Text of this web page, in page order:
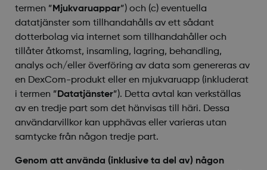
termen ” Mjukvaruappar”) och (c) eventuella
datatjänster som tillhandahålls av ett sådant
dotterbolag via internet som tillhandahåller och
tillåter åtkomst, insamling, lagring, behandling,
analys och/eller överföring av data som genereras av
en DexCom-produkt eller en mjukvaruapp (inkluderat
i termen ” Datatjänster”). Detta avtal kan verkställas
av en tredje part som det hänvisas till häri. Dessa
användarvillkor kan upphävas eller varieras utan
samtycke från någon tredje part.
Genom att använda (inklusive ta del av) någon